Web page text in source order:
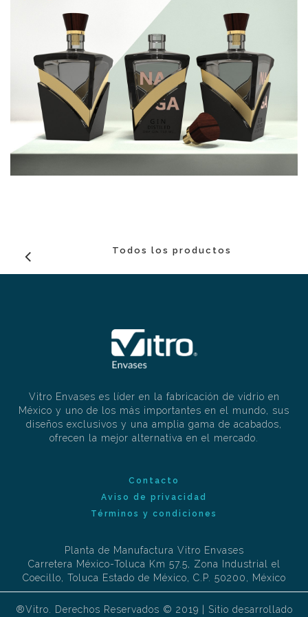
Todos los productos
Vitro Envases es líder en la fabricación de vidrio en
México y uno de los más importantes en el mundo, sus
diseños exclusivos y una amplia gama de acabados,
ofrecen la mejor alternativa en el mercado.
Contacto
Aviso de privacidad
Términos y condiciones
Planta de Manufactura Vitro Envases
Carretera México-Toluca Km 57.5, Zona Industrial el
Coecillo, Toluca Estado de México, C.P. 50200, México
®Vitro. Derechos Reservados © 2019 | Sitio desarrollado